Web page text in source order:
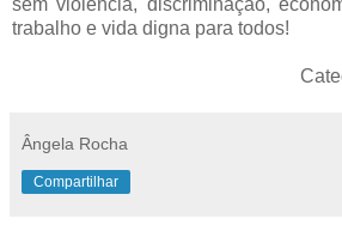
trabalho e vida digna para todos!
Ângela Rocha
Compartilhar